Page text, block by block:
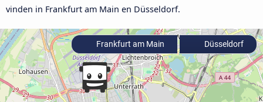
vinden in Frankfurt am Main en Düsseldorf.
Frankfurt am Main Düsseldorf